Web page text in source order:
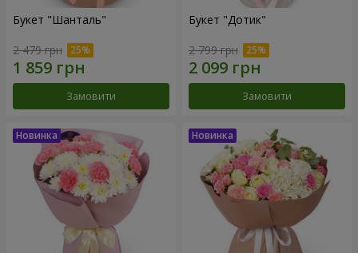
Букет "Шанталь"
2 479 грн
Замовити
Букет "Дотик"
2 799 грн
Замовити